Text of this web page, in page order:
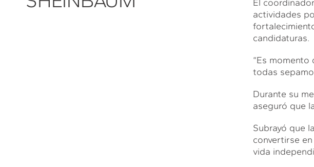
El
actividades
candidaturas.
“Es
todas
Durante su
aseguró que
Subrayó que
convertirse
vida